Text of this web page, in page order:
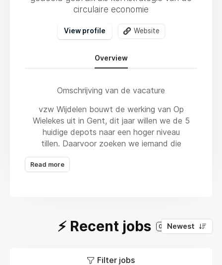
circulaire economie
View profile Website
Overview
Omschrijving van de vacature
vzw Wijdelen bouwt de werking van Op
Wielekes uit in Gent, dit jaar willen we de 5
huidige depots naar een hoger niveau
tillen. Daarvoor zoeken we iemand die
mee zijn schouders wil zetten onder
- de ondersteuning van de vrijwilligers,
leden
Read more
⚡️ Recent jobs 0 Newest
Filter jobs